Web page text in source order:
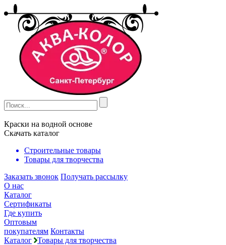
Краски на водной основе
Скачать каталог
Строительные товары
Товары для творчества
Заказать звонок Получать рассылку
О нас
Каталог
Сертификаты
Где купить
Оптовым
покупателям Контакты
Каталог
Товары для творчества